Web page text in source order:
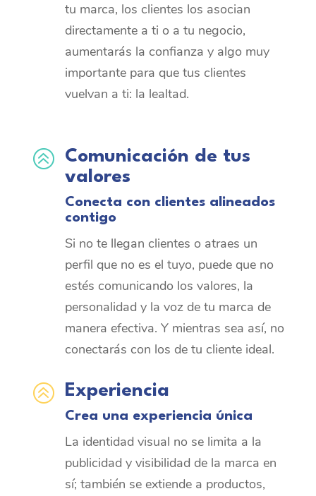
tu marca, los clientes los asocian
directamente a ti o a tu negocio,
aumentarás la confianza y algo muy
importante para que tus clientes
vuelvan a ti: la lealtad.
>
Comunicación de tus
valores
Conecta con clientes alineados
contigo
Si no te llegan clientes o atraes un
perfil que no es el tuyo, puede que no
estés comunicando los valores, la
personalidad y la voz de tu marca de
manera efectiva. Y mientras sea así, no
conectarás con los de tu cliente ideal.
> Experiencia
Crea una experiencia única
La identidad visual no se limita a la
publicidad y visibilidad de la marca en
sí; también se extiende a productos,